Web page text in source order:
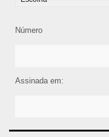
Número
Assinada em: